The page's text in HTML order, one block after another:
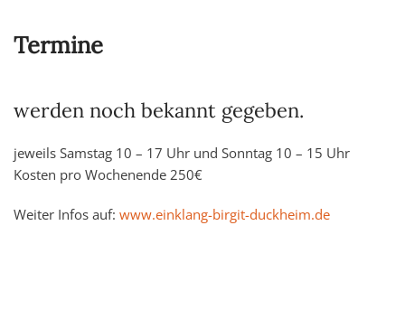
Termine
werden noch bekannt gegeben.
jeweils Samstag 10 – 17 Uhr und Sonntag 10 – 15 Uhr
Kosten pro Wochenende 250€
Weiter Infos auf: www.einklang-birgit-duckheim.de